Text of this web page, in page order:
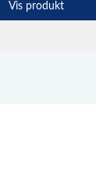
Vis produkt